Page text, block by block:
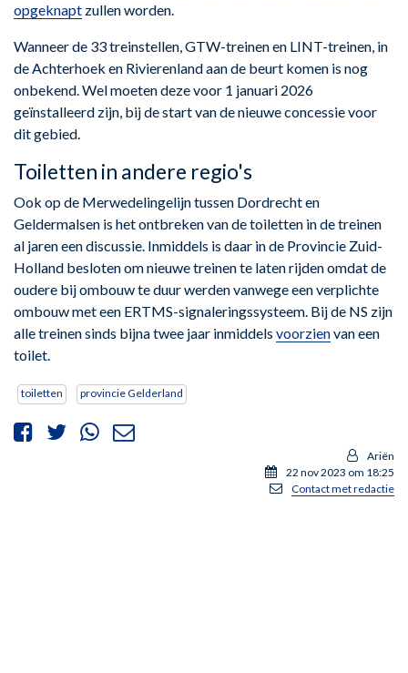
opgeknapt zullen worden.
Wanneer de 33 treinstellen, GTW-treinen en LINT-treinen, in
de Achterhoek en Rivierenland aan de beurt komen is nog
onbekend. Wel moeten deze voor 1 januari 2026
geïnstalleerd zijn, bij de start van de nieuwe concessie voor
dit gebied.
Toiletten in andere regio's
Ook op de Merwedelingelijn tussen Dordrecht en
Geldermalsen is het ontbreken van de toiletten in de treinen
al jaren een discussie. Inmiddels is daar in de Provincie Zuid-
Holland besloten om nieuwe treinen te laten rijden omdat de
oudere bij ombouw te duur werden vanwege een verplichte
ombouw met een ERTMS-signaleringssysteem. Bij de NS zijn
alle treinen sinds bijna twee jaar inmiddels voorzienvan een
toilet.
toiletten provincie Gelderland
Ariën
22 nov 2023 om 18:25
Contact met redactie